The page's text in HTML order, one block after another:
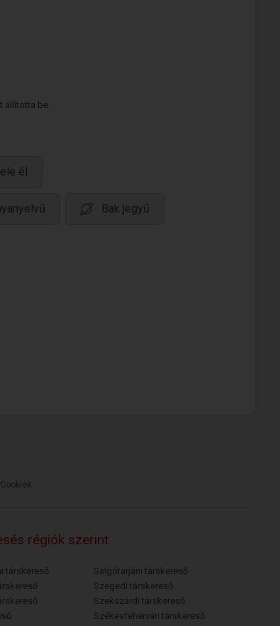
állította be.
él
Bak jegyű
Cookiek
régiók szerint
társkereső
Salgótarjáni társkereső
Szegedi társkereső
Szekszárdi társkereső
Székesfehérvári társkereső